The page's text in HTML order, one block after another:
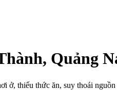
Quảng
ở, thiếu thức ăn, suy thoái